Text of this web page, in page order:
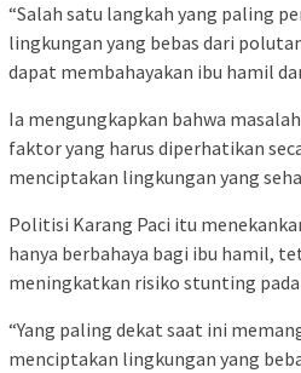
“Salah satu langkah yang paling
lingkungan yang bebas dari
dapat membahayakan ibu hamil
Ia mengungkapkan bahwa
faktor yang harus diperhatikan
menciptakan lingkungan yang
Politisi Karang Paci itu
hanya berbahaya bagi ibu hamil,
meningkatkan risiko stunting pada
“Yang paling dekat saat ini
menciptakan lingkungan yang